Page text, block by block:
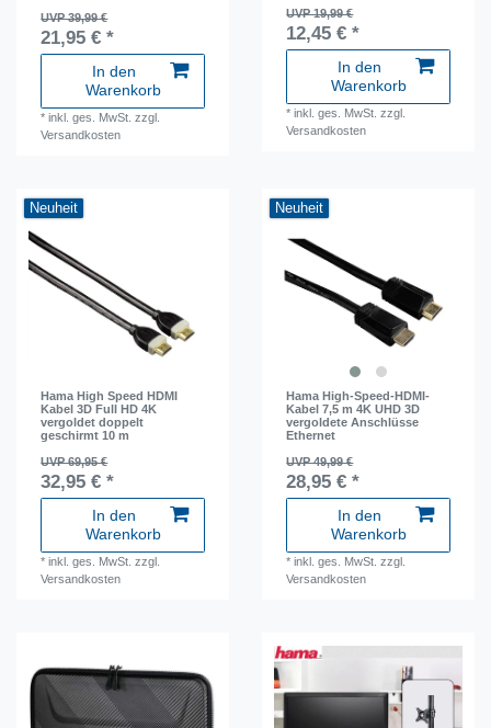
UVP 39,99 €
21,95 € *
In den
Warenkorb
*inkl. ges. MwSt. zzgl.
Versandkosten
UVP 19,99 €
12,45 € *
In den
Warenkorb
*inkl. ges. MwSt. zzgl.
Versandkosten
Neuheit
Hama High Speed HDMI
Kabel 3D Full HD 4K
vergoldet doppelt
geschirmt 10 m
UVP 69,95 €
32,95 € *
In den
Warenkorb
*inkl. ges. MwSt. zzgl.
Versandkosten
Neuheit
Hama High-Speed-HDMI-
Kabel 7,5 m 4K UHD 3D
vergoldete Anschlüsse
Ethernet
UVP 49,99 €
28,95 € *
In den
Warenkorb
*inkl. ges. MwSt. zzgl.
Versandkosten